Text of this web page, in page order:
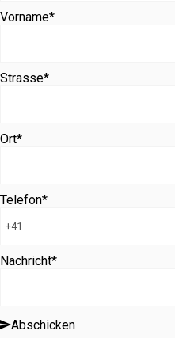
Vorname*
Strasse*
Ort*
Telefon*
Nachricht*
Abschicken